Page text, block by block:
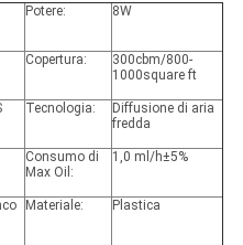
Potere: 8W
Copertura:
300cbm/800-
1000square ft
Tecnologia:
Diffusione di aria
fredda
Consumo di
Max Oil:
1,0 ml/h±5%
Materiale: Plastica